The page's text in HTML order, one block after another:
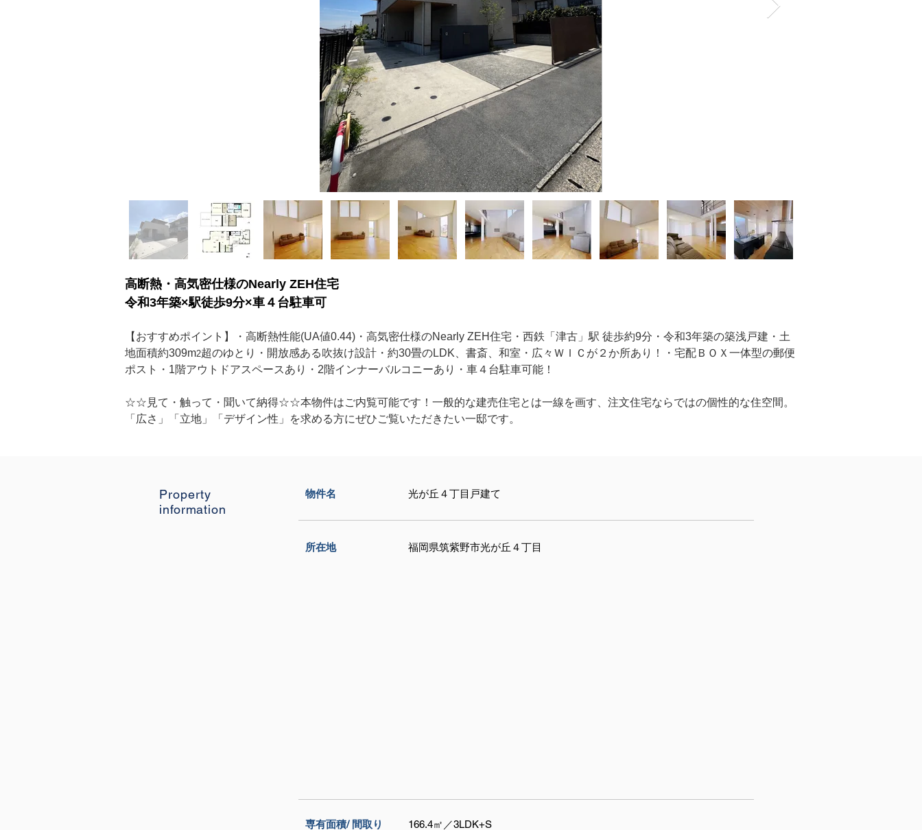
高断熱・高気密仕様のNearly ZEH住宅
令和3年築×駅徒歩9分×車４台駐車可
【おすすめポイント】・高断熱性能(UA値0.44)・高気密仕様のNearly ZEH住宅・西鉄「津古」駅 徒歩約9分・令和3年築の築浅戸建・土
地面積約309m2超のゆとり・開放感ある吹抜け設計・約30畳のLDK、書斎、和室・広々ＷＩＣが２か所あり！・宅配ＢＯＸ一体型の郵便
ポスト・1階アウトドアスペースあり・2階インナーバルコニーあり・車４台駐車可能！
☆☆見て・触って・聞いて納得☆☆本物件はご内覧可能です！一般的な建売住宅とは一線を画す、注文住宅ならではの個性的な住空間。
「広さ」「立地」「デザイン性」を求める方にぜひご覧いただきたい一邸です。
Property
information
物件名 光が丘４丁目戸建て
所在地 福岡県筑紫野市光が丘４丁目
専有面積/ 間取り 166.4㎡／3LDK+S